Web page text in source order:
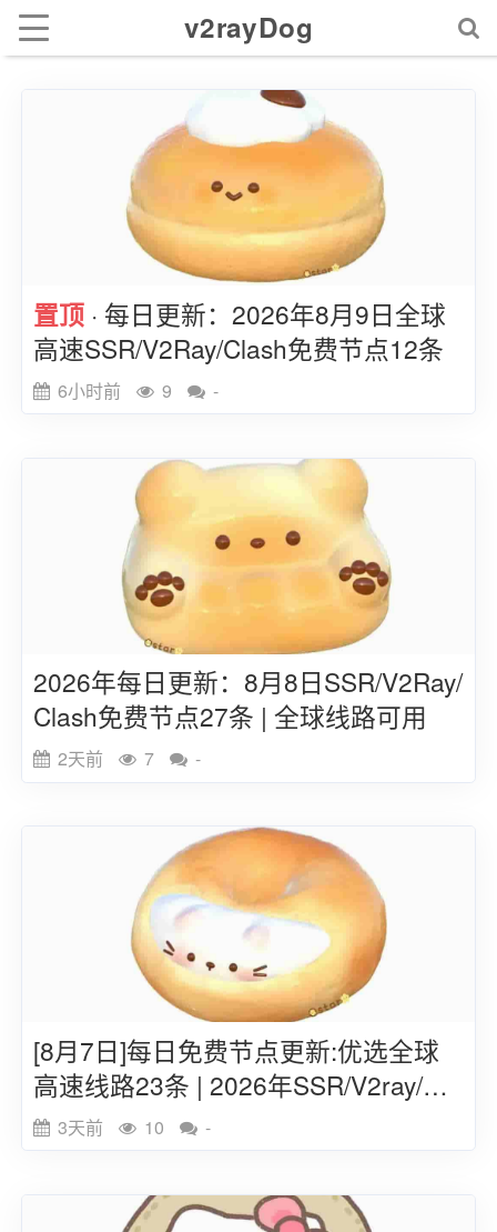
v2rayDog
置顶· 每日更新：2026年8月9日全球
高速SSR/V2Ray/Clash免费节点12条
6小时前 9 -
2026年每日更新：8月8日SSR/V2Ray/
Clash免费节点27条 | 全球线路可用
2天前 7 -
[8月7日]每日免费节点更新:优选全球
高速线路23条 | 2026年SSR/V2ray/Cla
sh订阅链接
3天前 10 -